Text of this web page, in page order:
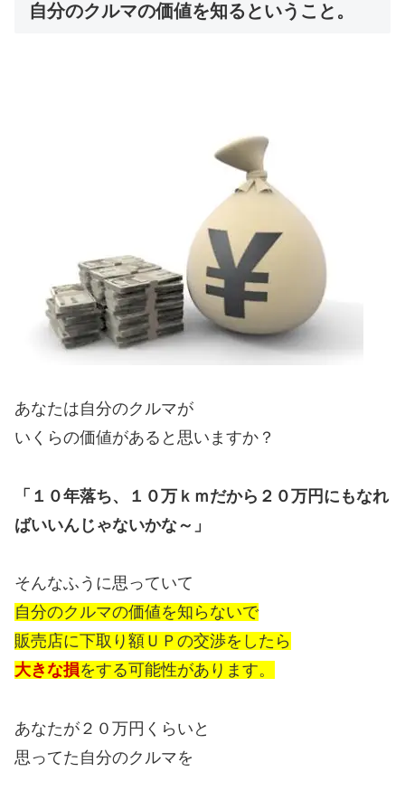
自分のクルマの価値を知るということ。
あなたは自分のクルマが
いくらの価値があると思いますか？
「１０年落ち、１０万ｋｍだから２０万円にもなれ
ばいいんじゃないかな～」
そんなふうに思っていて
自分のクルマの価値を知らないで
販売店に下取り額ＵＰの交渉をしたら
大きな損をする可能性があります。
あなたが２０万円くらいと
思ってた自分のクルマを